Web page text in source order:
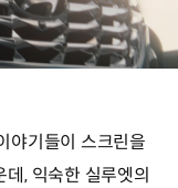
야기들이 스크린을
, 익숙한 실루엣의